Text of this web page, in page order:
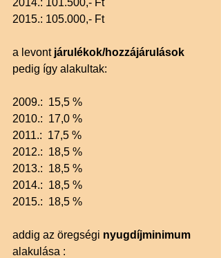
2015.: 105.000,- Ft
a levont járulékok/hozzájárulások
pedig így alakultak:
2009.:  15,5 %
2010.:  17,0 %
2011.:  17,5 %
2012.:  18,5 %
2013.:  18,5 %
2014.:  18,5 %
2015.:  18,5 %
addig az öregségi nyugdíjminimum
alakulása :